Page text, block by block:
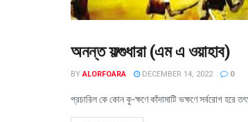
গল্প
অনন্ত ফল্গুধারা (এম এ ওয়াহাব)
BY ALORFOARA DECEMBER 14, 2022 0
প্রচারিল কে কোন কু-ক্ষণে কাঁদামাটি ভক্ষণে সর্বরোগ হরে